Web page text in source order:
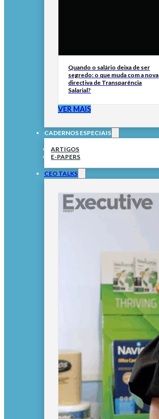
Quando o salário deixa de ser
segredo: o que muda com a nova
directiva de Transparência
Salarial?
VER MAIS
CADERNOS ESPECIAIS
ARTIGOS
E-PAPERS
CEO TALKS